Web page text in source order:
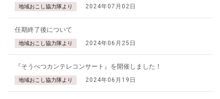
地域おこし協力隊より 2024年07月02日
任期終了後について
地域おこし協力隊より 2024年06月25日
『そうべつカンテレコンサート』を開催しました！
地域おこし協力隊より 2024年06月19日